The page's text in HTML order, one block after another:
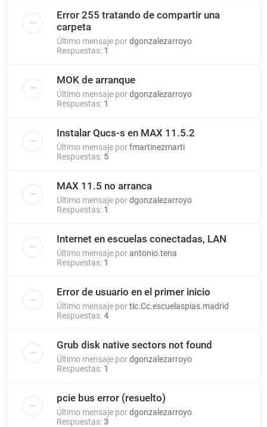
Error 255 tratando de compartir una
carpeta
Último mensaje pordgonzalezarroyo
Respuestas: 1
MOK de arranque
Último mensaje pordgonzalezarroyo
Respuestas: 1
Instalar Qucs-s en MAX 11.5.2
Último mensaje porfmartinezmarti
Respuestas: 5
MAX 11.5 no arranca
Último mensaje pordgonzalezarroyo
Respuestas: 1
Internet en escuelas conectadas, LAN
Último mensaje porantonio.tena
Respuestas: 1
Error de usuario en el primer inicio
Último mensaje portic.Cc.escuelaspias.madrid
Respuestas:4
Grub disk native sectors not found
Último mensaje pordgonzalezarroyo
Respuestas: 1
pcie bus error (resuelto)
Último mensaje pordgonzalezarroyo
Respuestas:3